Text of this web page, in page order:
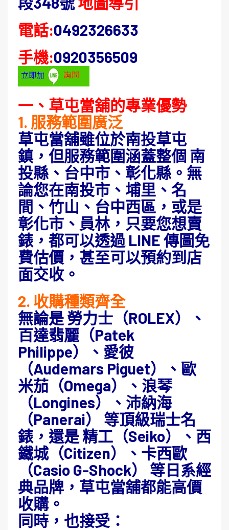
電話:0492326633
手機:0920356509
一、草屯當舖的專業優勢
1. 服務範圍廣泛
草屯當舖雖位於南投草屯
鎮，但服務範圍涵蓋整個 南
投縣、台中市、彰化縣。無
論您在南投市、埔里、名
間、竹山、台中西區，或是
彰化市、員林，只要您想賣
錶，都可以透過 LINE 傳圖免
費估價，甚至可以預約到店
面交收。
2. 收購種類齊全
無論是 勞力士（ROLEX）、
百達翡麗（Patek
Philippe）、愛彼
（Audemars Piguet）、歐
米茄（Omega）、浪琴
（Longines）、沛納海
（Panerai） 等頂級瑞士名
錶，還是 精工（Seiko）、西
鐵城（Citizen）、卡西歐
（Casio G-Shock） 等日系經
典品牌，草屯當舖都能高價
收購。
同時，也接受：